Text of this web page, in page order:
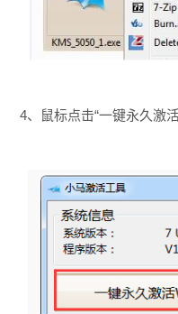
4、鼠标点击“一键永久激